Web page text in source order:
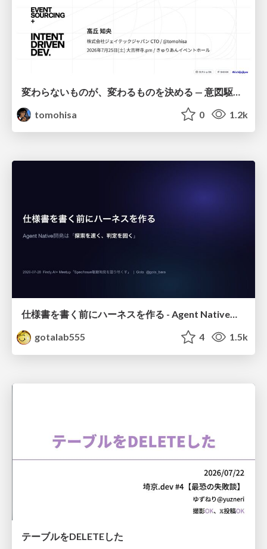
tomohisa
0 1.2k
仕様書を書く前にハーネスを作る - Agent Native開発は「探索を速く、判定を固く」
gotalab555
4 1.5k
テーブルをDELETEした